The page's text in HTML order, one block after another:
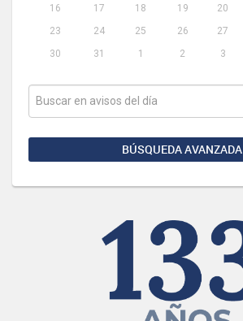
16
17 18 19 20
23
24 25 26 27
30
31 1 2 3
BÚSQUEDA AVANZADA